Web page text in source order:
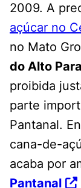
2009. A
açúcar no
no Mato
do Alto
proibida
parte
Pantanal.
cana-de-
acaba por
Pantanal